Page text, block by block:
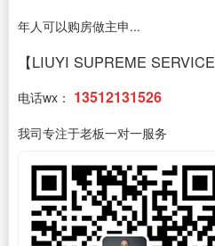
年人可以购房做主申...
【LIUYI SUPREME
电话wx： 13512131526
我司专注于老板一对一服务